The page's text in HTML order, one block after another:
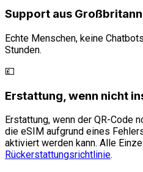
Support aus
Echte Menschen, keine
Stunden.
💷
Erstattung, wenn nicht
Erstattung, wenn der QR-Code
die eSIM aufgrund eines
aktiviert werden kann. Alle
Rückerstattungsrichtlinie.